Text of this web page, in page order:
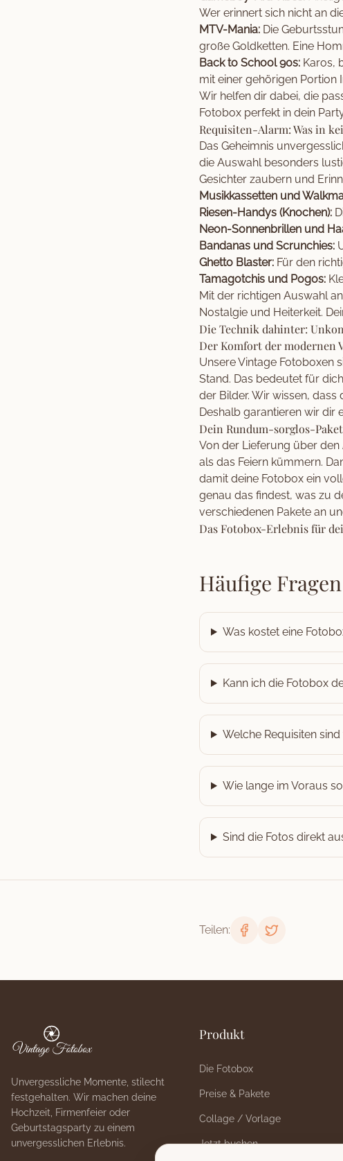
Wer erinnert sich nicht an
MTV-Mania: Die
große Goldketten. Eine
Back to School 90s: Karos,
mit einer gehörigen Portion
Wir helfen dir dabei, die
Fotobox perfekt in dein
Requisiten-Alarm: Was in
Das Geheimnis
die Auswahl besonders
Gesichter zaubern und
Musikkassetten und
Riesen-Handys (Knochen):
Neon-Sonnenbrillen und
Bandanas und Scrunchies:
Ghetto Blaster: Für den
Tamagotchis und Pogos:
Mit der richtigen Auswahl
Nostalgie und Heiterkeit.
Die Technik dahinter:
Der Komfort der modernen
Unsere Vintage Fotoboxen
Stand. Das bedeutet für
der Bilder. Wir wissen,
Deshalb garantieren wir dir
Dein Rundum-sorglos-
Von der Lieferung über
als das Feiern kümmern.
damit deine Fotobox ein
genau das findest, was zu
verschiedenen Pakete an
Das Fotobox-Erlebnis für
Häufige Fragen
Was kostet eine
Kann ich die Fotobox
Welche Requisiten
Wie lange im Voraus
Sind die Fotos direkt
Teilen:
Unvergessliche Momente, stilecht
festgehalten. Wir machen deine
Hochzeit, Firmenfeier oder
Geburtstagsparty zu einem
unvergesslichen Erlebnis.
Produkt
Die Fotobox
Preise & Pakete
Collage / Vorlage
Jetzt buchen